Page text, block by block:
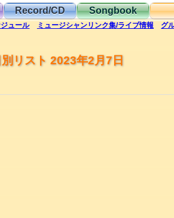
Record/CD Songbook
ュール ミュージシャンリンク集/ライブ情報
グ
リスト 2023年2月7日